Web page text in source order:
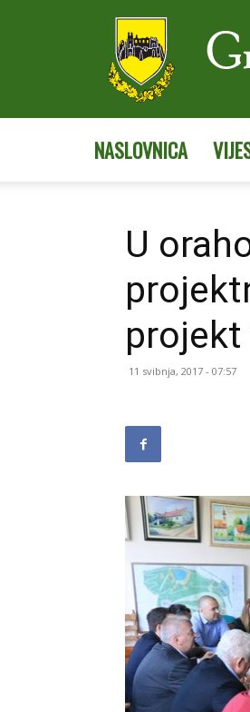
NASLOVNICA
U
projekt
11 svibnja, 2017 - 07:57